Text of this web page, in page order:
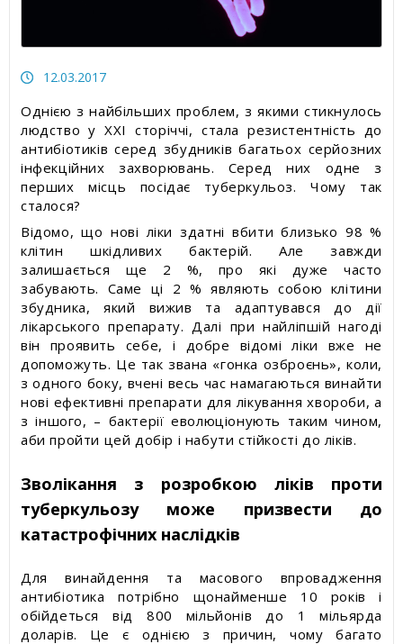
12.03.2017
Однією з найбільших проблем, з якими стикнулось
людство у ХХІ сторіччі, стала резистентність до
антибіотиків серед збудників багатьох серйозних
інфекційних захворювань. Серед них одне з
перших місць посідає туберкульоз. Чому так
сталося?
Відомо, що нові ліки здатні вбити близько 98 %
клітин шкідливих бактерій. Але завжди
залишається ще 2 %, про які дуже часто
забувають. Саме ці 2 % являють собою клітини
збудника, який вижив та адаптувався до дії
лікарського препарату. Далі при найліпшій нагоді
він проявить себе, і добре відомі ліки вже не
допоможуть. Це так звана «гонка озброєнь», коли,
з одного боку, вчені весь час намагаються винайти
нові ефективні препарати для лікування хвороби, а
з іншого, – бактерії еволюціонують таким чином,
аби пройти цей добір і набути стійкості до ліків.
Зволікання з розробкою ліків проти
туберкульозу може призвести до
катастрофічних наслідків
Для винайдення та масового впровадження
антибіотика потрібно щонайменше 10 років і
обійдеться від 800 мільйонів до 1 мільярда
доларів. Це є однією з причин, чому багато
Статті про вимірювальні прилади
Відеоновини